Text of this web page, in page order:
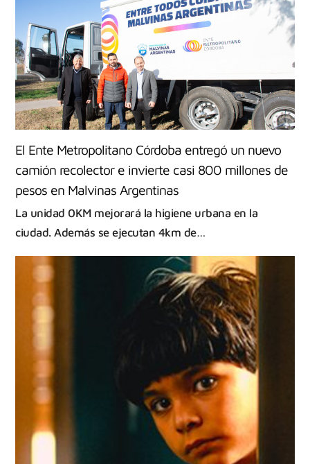
El Ente Metropolitano Córdoba entregó un nuevo
camión recolector e invierte casi 800 millones de
pesos en Malvinas Argentinas
La unidad 0KM mejorará la higiene urbana en la
ciudad. Además se ejecutan 4km de…